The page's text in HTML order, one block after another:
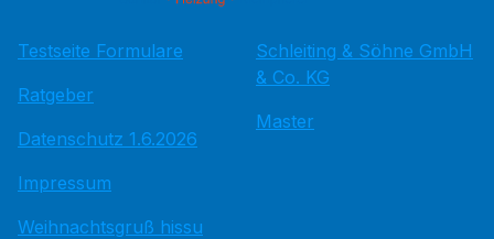
Testseite Formulare
Ratgeber
Datenschutz 1.6.2026
Impressum
Weihnachtsgruß hissu
Schleiting & Söhne GmbH
& Co. KG
Master